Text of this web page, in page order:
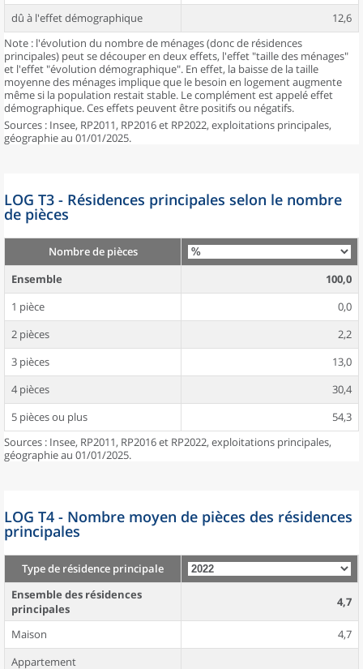
dû à l'effet démographique
12,6
Note : l'évolution du nombre de ménages (donc de résidences
principales) peut se découper en deux effets, l'effet "taille des ménages"
et l'effet "évolution démographique". En effet, la baisse de la taille
moyenne des ménages implique que le besoin en logement augmente
même si la population restait stable. Le complément est appelé effet
démographique. Ces effets peuvent être positifs ou négatifs.
Sources : Insee, RP2011, RP2016 et RP2022, exploitations principales,
géographie au 01/01/2025.
LOG T3 - Résidences principales selon le nombre
de pièces
Nombre de pièces
Ensemble
100,0
1 pièce
0,0
2 pièces
2,2
3 pièces
13,0
4 pièces
30,4
5 pièces ou plus
54,3
Sources : Insee, RP2011, RP2016 et RP2022, exploitations principales,
géographie au 01/01/2025.
LOG T4 - Nombre moyen de pièces des résidences
principales
Type de résidence principale
Ensemble des résidences
principales
4,7
Maison
4,7
Appartement